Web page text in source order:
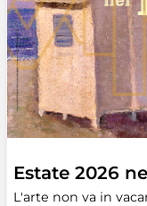
Estate 2026
L'arte non va in